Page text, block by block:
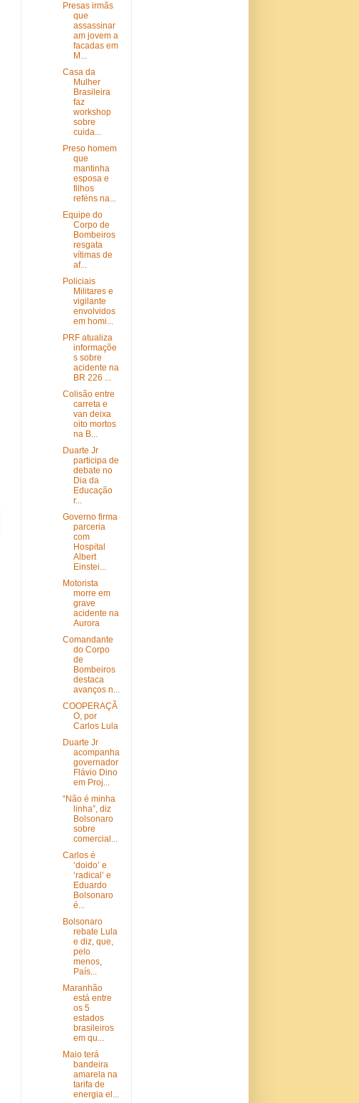
Presas irmãs
que
assassinar
am jovem a
facadas em
M...
Casa da
Mulher
Brasileira
faz
workshop
sobre
cuida...
Preso homem
que
mantinha
esposa e
filhos
reféns na...
Equipe do
Corpo de
Bombeiros
resgata
vítimas de
af...
Policiais
Militares e
vigilante
envolvidos
em homi...
PRF atualiza
informaçõe
s sobre
acidente na
BR 226 ...
Colisão entre
carreta e
van deixa
oito mortos
na B...
Duarte Jr
participa de
debate no
Dia da
Educação
r...
Governo firma
parceria
com
Hospital
Albert
Einstei...
Motorista
morre em
grave
acidente na
Aurora
Comandante
do Corpo
de
Bombeiros
destaca
avanços n...
COOPERAÇÃ
O, por
Carlos Lula
Duarte Jr
acompanha
governador
Flávio Dino
em Proj...
“Não é minha
linha”, diz
Bolsonaro
sobre
comercial...
Carlos é
‘doido’ e
‘radical’ e
Eduardo
Bolsonaro
é...
Bolsonaro
rebate Lula
e diz, que,
pelo
menos,
País...
Maranhão
está entre
os 5
estados
brasileiros
em qu...
Maio terá
bandeira
amarela na
tarifa de
energia el...